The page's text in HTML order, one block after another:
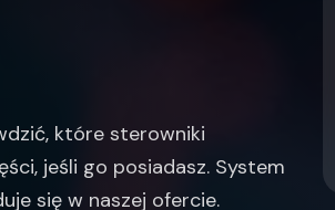
które sterowniki
jeśli go posiadasz. System
się w naszej ofercie.